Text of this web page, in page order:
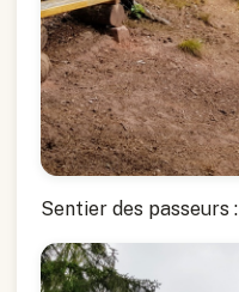
Sentier des passeurs :